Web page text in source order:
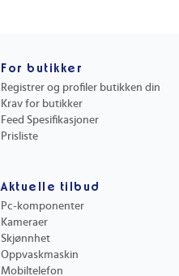
For butikker
Registrer og profiler butikken din
Krav for butikker
Feed Spesifikasjoner
Prisliste
Aktuelle tilbud
Pc-komponenter
Kameraer
Skjønnhet
Oppvaskmaskin
Mobiltelefon